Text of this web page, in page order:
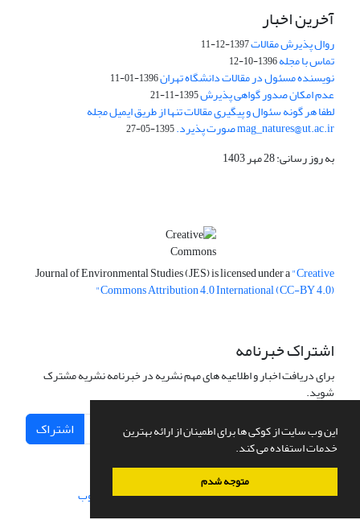
این وب سایت از کوکی ها برای اطمینان از ارائه بهترین
خدمات استفاده می کند.
متوجه شدم
آخرین اخبار
روال پذیرش مقالات1397-12-11
تماس با مجله1396-10-12
نویسنده مسئول در مقالات دانشگاه تهران1396-01-11
عدم امکان صدور گواهی پذیرش1395-11-21
لطفا هر گونه سئوال و پیگیری مقالات تنها از طریق ایمیل مجله
mag_natures@ut.ac.ir صورت پذیرد. 1395-05-27
به روز رسانی: 28 مهر 1403
Journal of Environmental Studies (JES) is licensed under a"Creative
Commons Attribution 4.0 International (CC-BY 4.0)"
اشتراک خبرنامه
برای دریافت اخبار و اطلاعیه های مهم نشریه در خبرنامه نشریه مشترک
شوید.
اشتراک
سامانه مدیریت نشریات علمی.طراحی و پیاده سازی از سیناوب